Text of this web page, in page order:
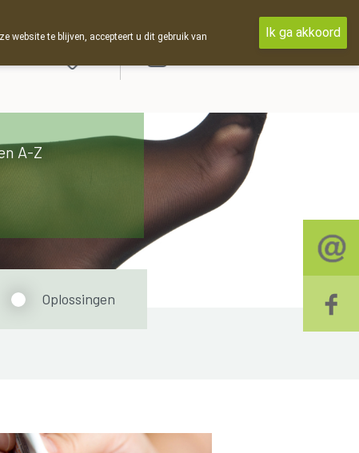
A-Z
Oplossingen
website te blijven, accepteert u dit gebruik van
Ik ga akkoord